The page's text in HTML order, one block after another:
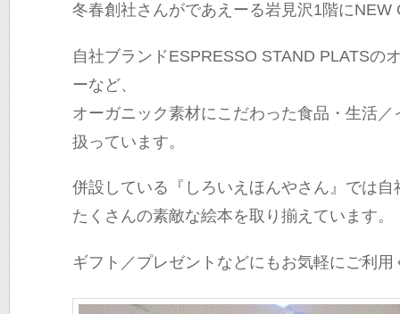
冬春創社さんがであえーる岩見沢1階にNEW
自社ブランドESPRESSO STAND PLATSの
ーなど、
オーガニック素材にこだわった食品・生活
扱っています。
併設している『しろいえほんやさん』では
たくさんの素敵な絵本を取り揃えています。
ギフト／プレゼントなどにもお気軽にご利用